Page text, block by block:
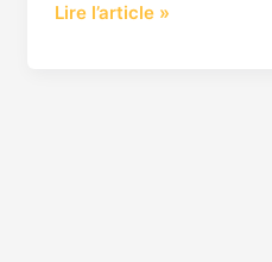
Lire l’article »